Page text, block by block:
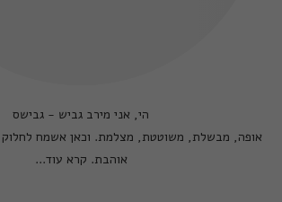
הי, אני מירב גביש - גבישס
אופה, מבשלת, משוטטת, מצלמת. וכאן אשמח
אוהבת. קרא עוד...